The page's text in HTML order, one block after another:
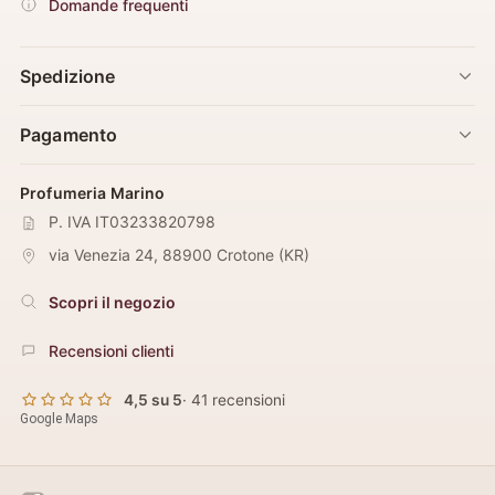
Domande frequenti
Spedizione
Pagamento
Profumeria Marino
P. IVA IT03233820798
via Venezia 24, 88900 Crotone (KR)
Scopri il negozio
Recensioni clienti
4,5 su 5· 41 recensioni
Google Maps